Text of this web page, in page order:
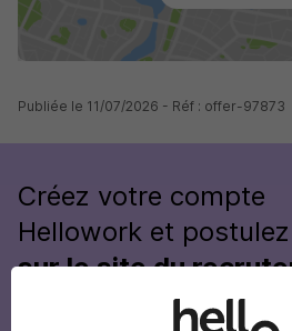
Publiée le 11/07/2026 - Réf : offer-97873
Créez votre compte
Hellowork et postulez
sur le site du